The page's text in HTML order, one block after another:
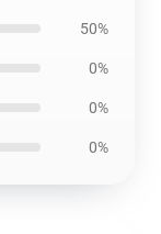
50%
0%
0%
0%